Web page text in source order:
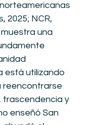
2025; NCR,
muestra una
está utilizando
reencontrarse
trascendencia y
enseñó San